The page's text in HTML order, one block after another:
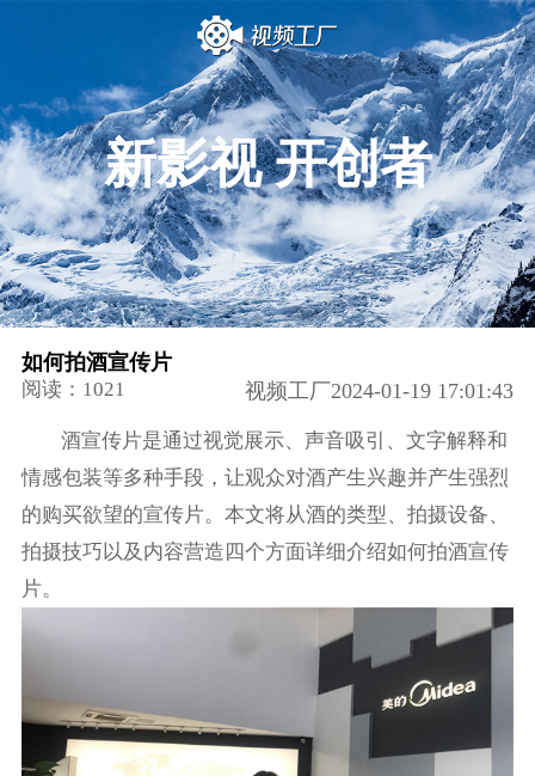
新影视 开创者
如何拍酒宣传片
阅读：1021 视频工厂2024-01-19 17:01:43
酒宣传片是通过视觉展示、声音吸引、文字解释和
情感包装等多种手段，让观众对酒产生兴趣并产生强烈
的购买欲望的宣传片。本文将从酒的类型、拍摄设备、
拍摄技巧以及内容营造四个方面详细介绍如何拍酒宣传
片。